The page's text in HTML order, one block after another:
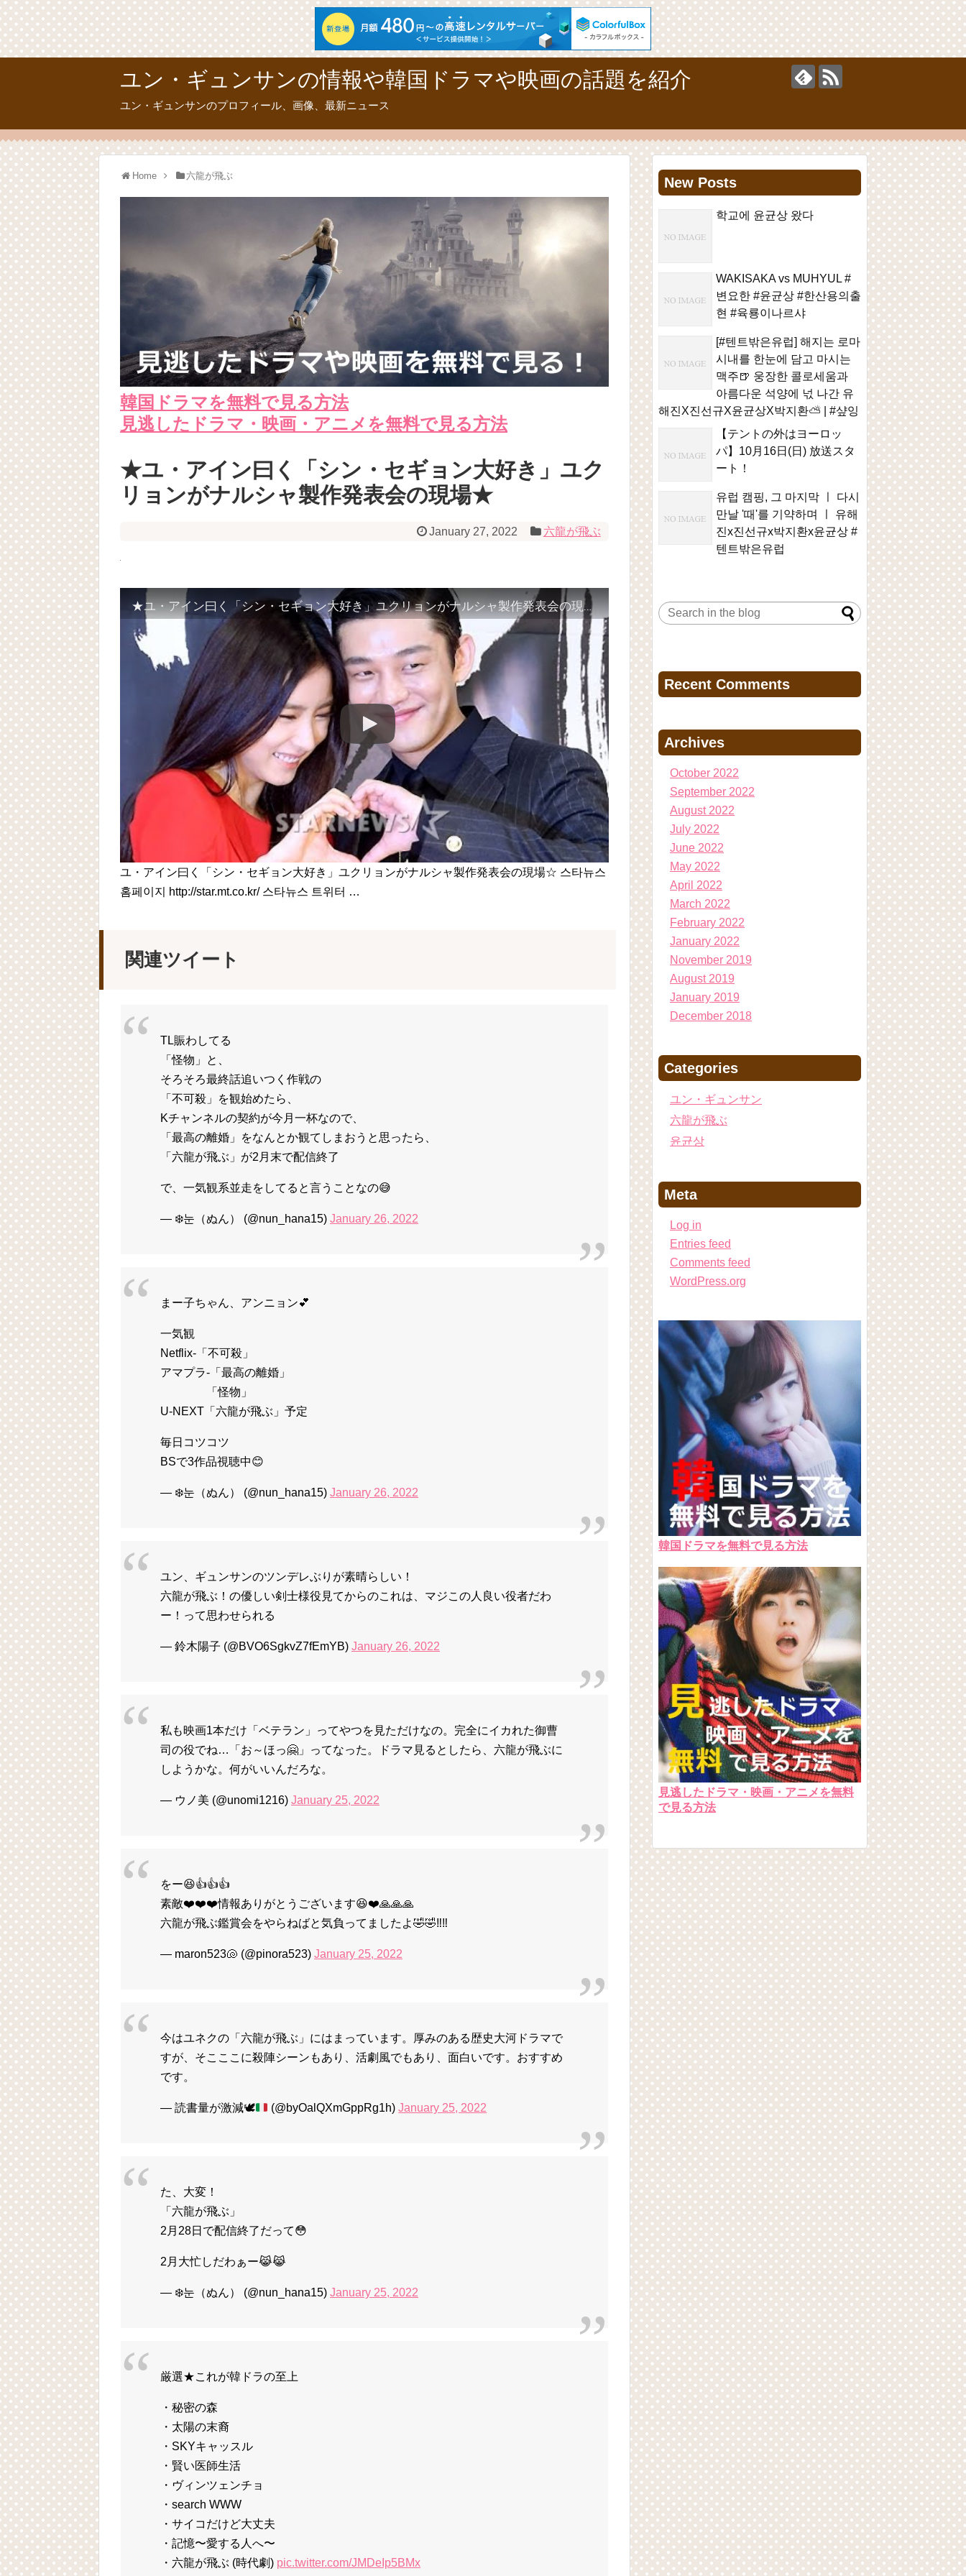
ユン・ギュンサンの情報や韓国ドラマや映画の話題を紹介
ユン・ギュンサンのプロフィール、画像、最新ニュース
Home 六龍が飛ぶ
韓国ドラマを無料で見る方法
見逃したドラマ・映画・アニメを無料で見る方法
★ユ・アイン曰く「シン・セギョン大好き」ユク
リョンがナルシャ製作発表会の現場★
January 27, 2022 六龍が飛ぶ
★ユ・アイン曰く「シン・セギョン大好き」ユクリョンがナルシャ製作発表会の現場★
ユ・アイン曰く「シン・セギョン大好き」ユクリョンがナルシャ製作発表会の現場☆ 스타뉴스
홈페이지 http://star.mt.co.kr/ 스타뉴스 트위터 …
関連ツイート
TL賑わしてる
「怪物」と、
そろそろ最終話追いつく作戦の
「不可殺」を観始めたら、
Kチャンネルの契約が今月一杯なので、
「最高の離婚」をなんとか観てしまおうと思ったら、
「六龍が飛ぶ」が2月末で配信終了
で、一気観系並走をしてると言うことなの😅
— ❄️눈（ぬん） (@nun_hana15) January 26, 2022
まー子ちゃん、アンニョン💕
一気観
Netflix-「不可殺」
アマプラ-「最高の離婚」
「怪物」
U-NEXT「六龍が飛ぶ」予定
毎日コツコツ
BSで3作品視聴中😊
— ❄️눈（ぬん） (@nun_hana15) January 26, 2022
ユン、ギュンサンのツンデレぶりが素晴らしい！
六龍が飛ぶ！の優しい剣士様役見てからのこれは、マジこの人良い役者だわ
ー！って思わせられる
— 鈴木陽子 (@BVO6SgkvZ7fEmYB) January 26, 2022
私も映画1本だけ「ベテラン」ってやつを見ただけなの。完全にイカれた御曹
司の役でね…「お～ほっ🤗」ってなった。ドラマ見るとしたら、六龍が飛ぶに
しようかな。何がいいんだろな。
— ウノ美 (@unomi1216) January 25, 2022
をー😆👍👍👍
素敵❤️❤️❤️情報ありがとうございます😆❤️🙏🙏🙏
六龍が飛ぶ鑑賞会をやらねばと気負ってましたよ🤣🤣‼️‼️
— maron523🐚 (@pinora523) January 25, 2022
今はユネクの「六龍が飛ぶ」にはまっています。厚みのある歴史大河ドラマで
すが、そこここに殺陣シーンもあり、活劇風でもあり、面白いです。おすすめ
です。
— 読書量が激減🕊️ (@byOalQXmGppRg1h)January 25, 2022
た、大変！
「六龍が飛ぶ」
2月28日で配信終了だって😳
2月大忙しだわぁー😹😹
— ❄️눈（ぬん） (@nun_hana15) January 25, 2022
厳選★これが韓ドラの至上
・秘密の森
・太陽の末裔
・SKYキャッスル
・賢い医師生活
・ヴィンツェンチョ
・search WWW
・サイコだけど大丈夫
・記憶〜愛する人へ〜
・六龍が飛ぶ (時代劇) pic.twitter.com/JMDeIp5BMx
New Posts
학교에 윤균상 왔다
WAKISAKA vs MUHYUL #
변요한 #윤균상 #한산용의출
현 #육룡이나르샤
[#텐트밖은유럽] 해지는 로마
시내를 한눈에 담고 마시는
맥주🍺 웅장한 콜로세움과
아름다운 석양에 넋 나간 유
해진X진선규X윤균상X박지환⛅ | #샾잉
【テントの外はヨーロッ
パ】10月16日(日) 放送スタ
ート！
유럽 캠핑, 그 마지막 ㅣ 다시
만날 '때'를 기약하며 ㅣ 유해
진x진선규x박지환x윤균상 #
텐트밖은유럽
Recent Comments
Archives
October 2022
September 2022
August 2022
July 2022
June 2022
May 2022
April 2022
March 2022
February 2022
January 2022
November 2019
August 2019
January 2019
December 2018
Categories
ユン・ギュンサン
六龍が飛ぶ
윤균상
Meta
Log in
Entries feed
Comments feed
WordPress.org
韓国ドラマを無料で見る方法
見逃したドラマ・映画・アニメを無料
で見る方法